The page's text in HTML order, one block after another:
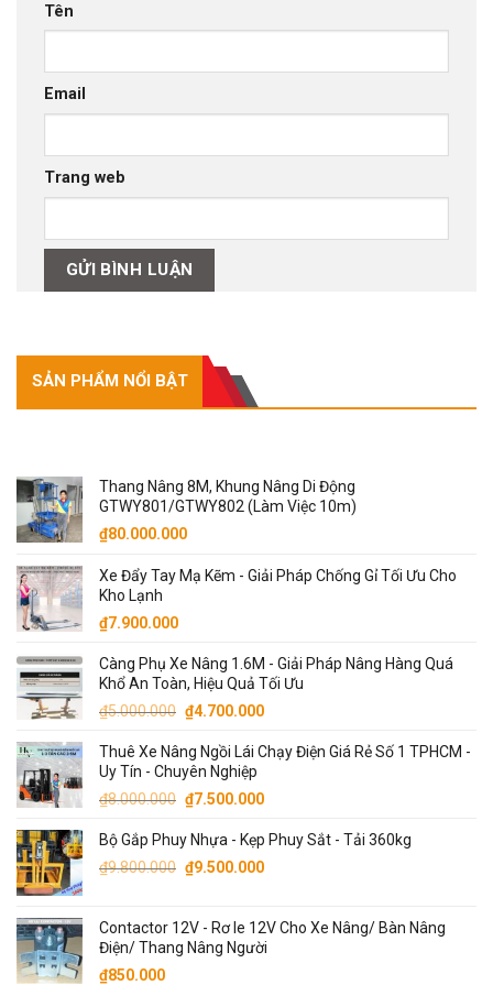
Tên
Email
Trang web
SẢN PHẨM NỔI BẬT
Thang Nâng 8M, Khung Nâng Di Động
GTWY801/GTWY802 (Làm Việc 10m)
₫80.000.000
Xe Đẩy Tay Mạ Kẽm - Giải Pháp Chống Gỉ Tối Ưu Cho
Kho Lạnh
₫7.900.000
Càng Phụ Xe Nâng 1.6M - Giải Pháp Nâng Hàng Quá
Khổ An Toàn, Hiệu Quả Tối Ưu
₫5.000.000 Giá
là:
₫5.000.000.
₫4.700.000Giá
tại
₫4.700.000.
Thuê Xe Nâng Ngồi Lái Chạy Điện Giá Rẻ Số 1 TPHCM -
Uy Tín - Chuyên Nghiệp
₫8.000.000 Giá
là:
₫8.000.000.
₫7.500.000Giá
tại
là:
Bộ Gắp Phuy Nhựa - Kẹp Phuy Sắt - Tải 360kg
₫9.800.000 Giá
₫9.800.000.
₫9.500.000Giá
là:
₫9.500.000.
Contactor 12V - Rơ le 12V Cho Xe Nâng/ Bàn Nâng
Điện/ Thang Nâng Người
₫850.000